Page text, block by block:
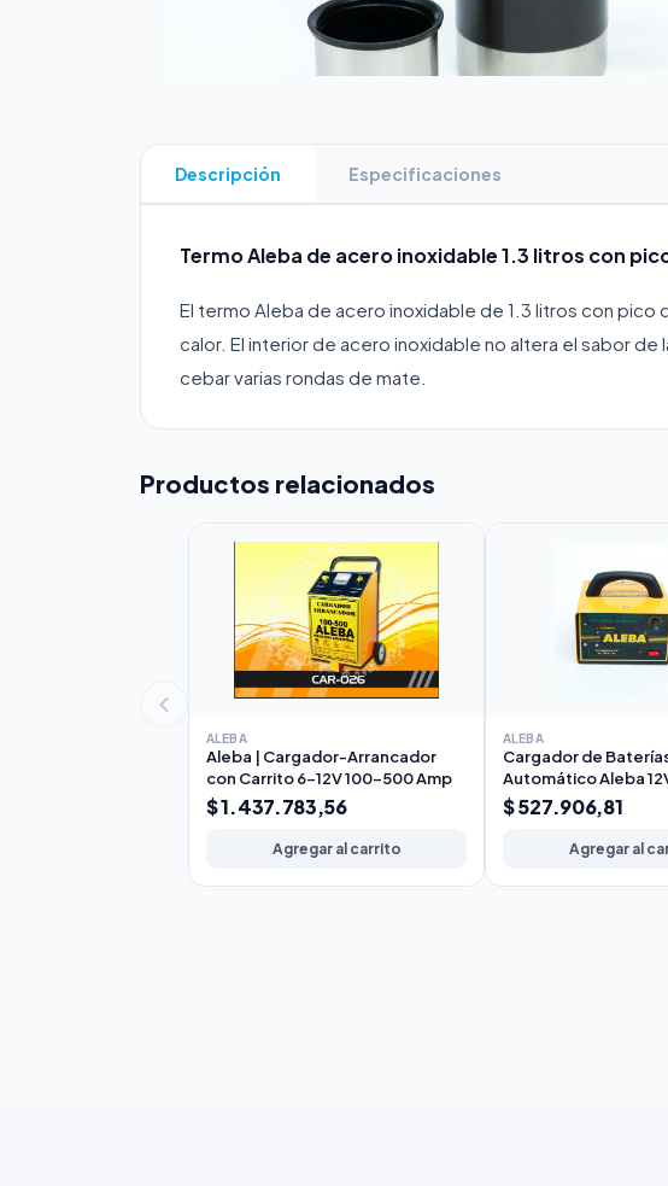
Descripción Especificaciones
Termo Aleba de acero inoxidable 1.3 litros con
El termo Aleba de acero inoxidable de 1.3 litros con
calor. El interior de acero inoxidable no altera el sabor
cebar varias rondas de mate.
Productos relacionados
ALEBA
Aleba | Cargador-Arrancador
con Carrito 6-12V 100-500 Amp
$ 1.437.783,56
Agregar al carrito
ALEBA
Cargador de
Automático Aleba
$ 527.906,81
Agregar al